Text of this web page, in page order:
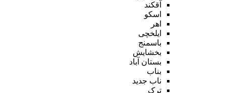
آقکند
اسکو
اهر
ایلخچی
باسمنج
بخشایش
بستان آباد
بناب
ناب جدید
ترک